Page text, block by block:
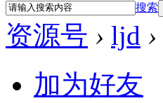
搜索
资源号 › ljd ›
加为好友